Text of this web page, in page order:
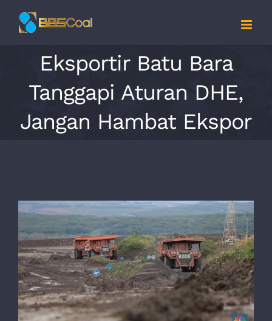
Eksportir Batu Bara
Tanggapi Aturan DHE,
Jangan Hambat Ekspor
View
Larger
Image